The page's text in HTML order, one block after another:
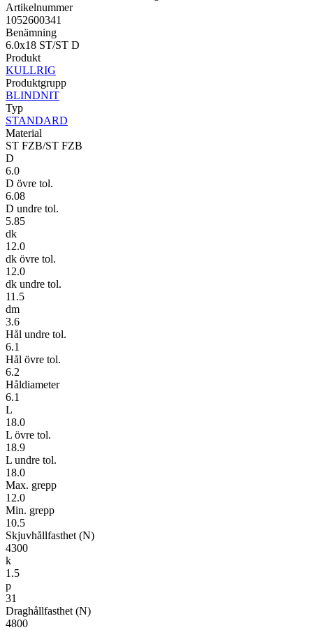
Artikelnummer
1052600341
Benämning
6.0x18 ST/ST D
Produkt
KULLRIG
Produktgrupp
BLINDNIT
Typ
STANDARD
Material
ST FZB/ST FZB
D
6.0
D övre tol.
6.08
D undre tol.
5.85
dk
12.0
dk övre tol.
12.0
dk undre tol.
11.5
dm
3.6
Hål undre tol.
6.1
Hål övre tol.
6.2
Håldiameter
6.1
L
18.0
L övre tol.
18.9
L undre tol.
18.0
Max. grepp
12.0
Min. grepp
10.5
Skjuvhållfasthet (N)
4300
k
1.5
p
31
Draghållfasthet (N)
4800